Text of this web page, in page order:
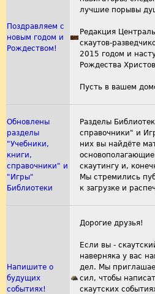
Поздравляем с
новым годом и
Рождеством!
лучшие порывы
Редакция
скаутов-
2015 годом и
Рождества
Пусть в вашем
Обновлены
разделы
"Учебники,
книги,
справочники" и
"Игры"
Библиотеки
Разделы
справочники" и
них вы найдёте
скаутингу и,
Мы стремились
к загрузке и
Напишите о
будущих
событиях!
Дорогие друзья!
Если вы -
наверняка у вас
дел. Мы
сил, чтобы
скаутских